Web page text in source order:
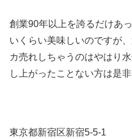
創業90年以上を誇るだけあ
いくらい美味しいのですが
カ売れしちゃうのはやはり
し上がったことない方は是
東京都新宿区新宿5-5-1